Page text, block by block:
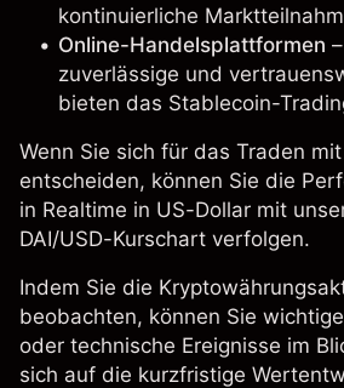
kontinuierliche
Online-Handelsplattformen
zuverlässige und
bieten das Stablecoin-
Wenn Sie sich für das Traden mit
entscheiden, können Sie die
in Realtime in US-Dollar mit
DAI/USD-Kurschart verfolgen.
Indem Sie die
beobachten, können Sie
oder technische Ereignisse im
sich auf die kurzfristige